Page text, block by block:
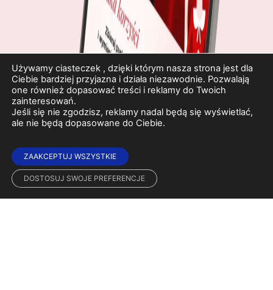
Używamy ciasteczek , dzięki którym nasza strona jest dla
Ciebie bardziej przyjazna i działa niezawodnie. Pozwalają
one również dopasować treści i reklamy do Twoich
zainteresowań.
Jeśli się nie zgodzisz, reklamy nadal będą się wyświetlać,
ale nie będą dopasowane do Ciebie.
ZAAKCEPTUJ WSZYSTKIE
DOSTOSUJ SWOJE PREFERENCJE